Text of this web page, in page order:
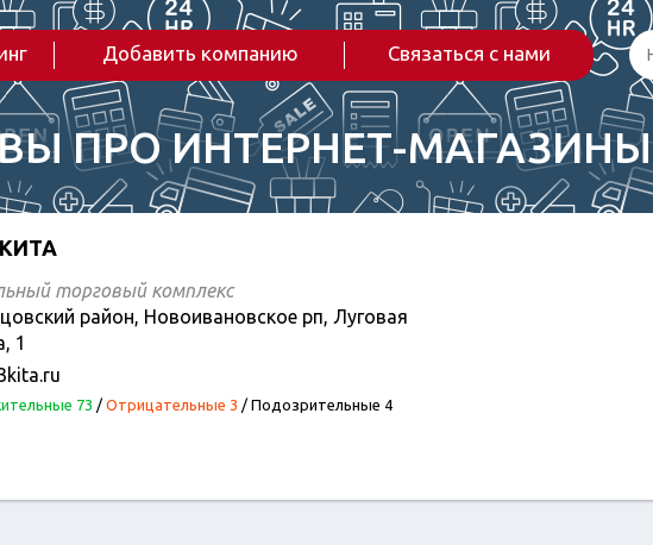
Добавить компанию Связаться с нами
ПРО ИНТЕРНЕТ-МАГАЗИНЫ
торговый комплекс
район, Новоивановское рп, Луговая
1
73 / Отрицательные 3 / Подозрительные 4